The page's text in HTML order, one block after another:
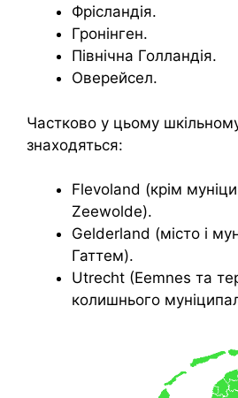
Фрісландія.
Гронінген.
Північна Голландія.
Оверейсел.
Частково у цьому шкільному
знаходяться:
Flevoland (крім муніципалітету
Zeewolde).
Gelderland (місто і муніципалітет
Гаттем).
Utrecht (Eemnes та територія
колишнього